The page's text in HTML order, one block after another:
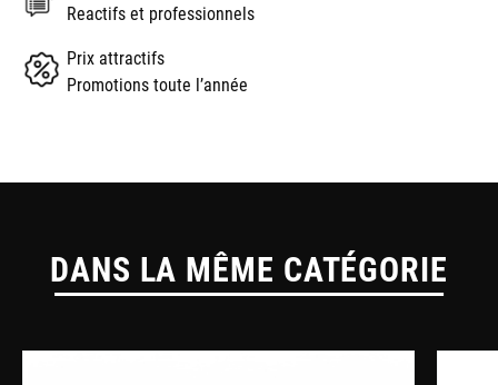
Reactifs et professionnels
Prix attractifs
Promotions toute l’année
DANS LA MÊME CATÉGORIE